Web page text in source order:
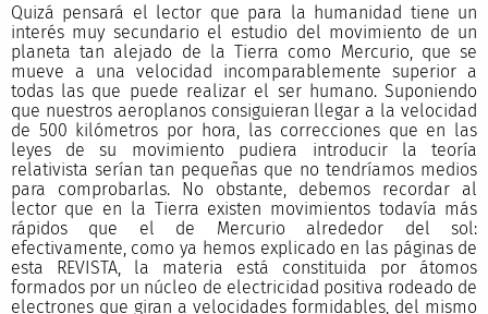
Quizá pensará el lector que para la humanidad tiene un
interés muy secundario el estudio del movimiento de un
planeta tan alejado de la Tierra como Mercurio, que se
mueve a una velocidad incomparablemente superior a
todas las que puede realizar el ser humano. Suponiendo
que nuestros aeroplanos consiguieran llegar a la velocidad
de 500 kilómetros por hora, las correcciones que en las
leyes de su movimiento pudiera introducir la teoría
relativista serían tan pequeñas que no tendríamos medios
para comprobarlas. No obstante, debemos recordar al
lector que en la Tierra existen movimientos todavía más
rápidos que el de Mercurio alrededor del sol:
efectivamente, como ya hemos explicado en las páginas de
esta REVISTA, la materia está constituida por átomos
formados por un núcleo de electricidad positiva rodeado de
electrones que giran a velocidades formidables, del mismo